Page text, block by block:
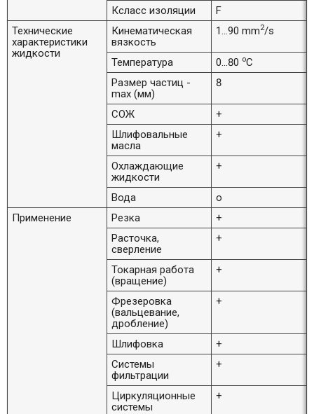
Ксласс изоляции
F
Технические
характеристики
жидкости
Кинематическая
вязкость
1...90 mm2/s
Температура 0...80 oC
Размер частиц -
max (мм)
8
СОЖ
+
Шлифовальные
масла
+
Охлаждающие
жидкости
+
Вода
o
Применение
Резка
+
Расточка,
сверление
+
Токарная работа
(вращение)
+
Фрезеровка
(вальцевание,
дробление)
+
Шлифовка
+
Системы
фильтрации
+
Циркуляционные
системы
+